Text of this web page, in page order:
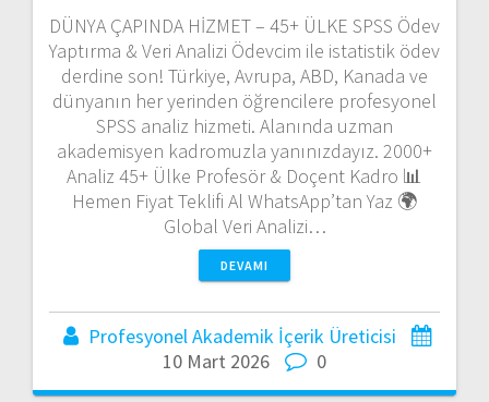
DÜNYA ÇAPINDA HİZMET – 45+ ÜLKE SPSS Ödev
Yaptırma & Veri Analizi Ödevcim ile istatistik ödev
derdine son! Türkiye, Avrupa, ABD, Kanada ve
dünyanın her yerinden öğrencilere profesyonel
SPSS analiz hizmeti. Alanında uzman
akademisyen kadromuzla yanınızdayız. 2000+
Analiz 45+ Ülke Profesör & Doçent Kadro 📊
Hemen Fiyat Teklifi Al WhatsApp’tan Yaz 🌍
Global Veri Analizi…
DEVAMI
Profesyonel Akademik İçerik Üreticisi
10 Mart 2026
0